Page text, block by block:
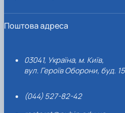
Поштова адреса
03041, Україна, м. Київ,
вул. Героїв Оборони, буд.
(044) 527-82-42